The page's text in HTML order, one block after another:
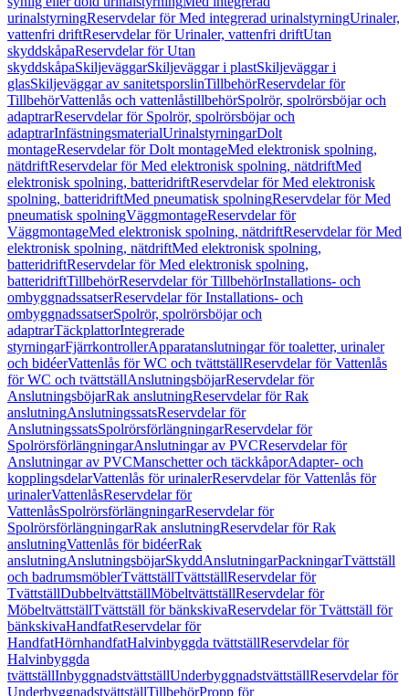
urinalstyrningReservdelar för Med integrerad urinalstyrningUrinaler,
vattenfri driftReservdelar för Urinaler, vattenfri driftUtan
skyddskåpaReservdelar för Utan
skyddskåpaSkiljeväggarSkiljeväggar i plastSkiljeväggar i
glasSkiljeväggar av sanitetsporslinTillbehörReservdelar för
TillbehörVattenlås och vattenlåstillbehörSpolrör, spolrörsböjar och
adaptrarReservdelar för Spolrör, spolrörsböjar och
adaptrarInfästningsmaterialUrinalstyrningarDolt
montageReservdelar för Dolt montageMed elektronisk spolning,
nätdriftReservdelar för Med elektronisk spolning, nätdriftMed
elektronisk spolning, batteridriftReservdelar för Med elektronisk
spolning, batteridriftMed pneumatisk spolningReservdelar för Med
pneumatisk spolningVäggmontageReservdelar för
VäggmontageMed elektronisk spolning, nätdriftReservdelar för Med
elektronisk spolning, nätdriftMed elektronisk spolning,
batteridriftReservdelar för Med elektronisk spolning,
batteridriftTillbehörReservdelar för TillbehörInstallations- och
ombyggnadssatserReservdelar för Installations- och
ombyggnadssatserSpolrör, spolrörsböjar och
adaptrarTäckplattorIntegrerade
styrningarFjärrkontrollerApparatanslutningar för toaletter, urinaler
och bidéerVattenlås för WC och tvättställReservdelar för Vattenlås
för WC och tvättställAnslutningsböjarReservdelar för
AnslutningsböjarRak anslutningReservdelar för Rak
anslutningAnslutningssatsReservdelar för
AnslutningssatsSpolrörsförlängningarReservdelar för
SpolrörsförlängningarAnslutningar av PVCReservdelar för
Anslutningar av PVCManschetter och täckkåporAdapter- och
kopplingsdelarVattenlås för urinalerReservdelar för Vattenlås för
urinalerVattenlåsReservdelar för
VattenlåsSpolrörsförlängningarReservdelar för
SpolrörsförlängningarRak anslutningReservdelar för Rak
anslutningVattenlås för bidéerRak
anslutningAnslutningsböjarSkyddAnslutningarPackningarTvättställ
och badrumsmöblerTvättställTvättställReservdelar för
TvättställDubbeltvättställMöbeltvättställReservdelar för
MöbeltvättställTvättställ för bänkskivaReservdelar för Tvättställ för
bänkskivaHandfatReservdelar för
HandfatHörnhandfatHalvinbyggda tvättställReservdelar för
Halvinbyggda
tvättställInbyggnadstvättställUnderbyggnadstvättställReservdelar för
UnderbyggnadstvättställTillbehörPropp för